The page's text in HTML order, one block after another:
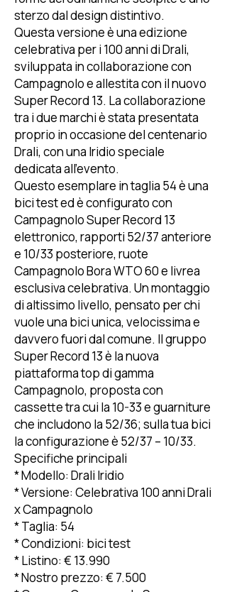
sterzo dal design distintivo.
Questa versione è una edizione
celebrativa per i 100 anni di Drali,
sviluppata in collaborazione con
Campagnolo e allestita con il nuovo
Super Record 13. La collaborazione
tra i due marchi è stata presentata
proprio in occasione del centenario
Drali, con una Iridio speciale
dedicata all’evento.
Questo esemplare in taglia 54 è una
bici test ed è configurato con
Campagnolo Super Record 13
elettronico, rapporti 52/37 anteriore
e 10/33 posteriore, ruote
Campagnolo Bora WTO 60 e livrea
esclusiva celebrativa. Un montaggio
di altissimo livello, pensato per chi
vuole una bici unica, velocissima e
davvero fuori dal comune. Il gruppo
Super Record 13 è la nuova
piattaforma top di gamma
Campagnolo, proposta con
cassette tra cui la 10-33 e guarniture
che includono la 52/36; sulla tua bici
la configurazione è 52/37 – 10/33.
Specifiche principali
* Modello: Drali Iridio
* Versione: Celebrativa 100 anni Drali
x Campagnolo
* Taglia: 54
* Condizioni: bici test
* Listino: € 13.990
* Nostro prezzo: € 7.500